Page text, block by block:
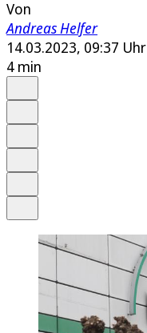
Von
Andreas Helfer
14.03.2023, 09:37 Uhr
4 min